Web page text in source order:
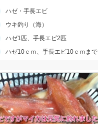
ハゼ・手長エビ
ウキ釣り（海）
ハゼ1匹、手長エビ2匹
ハゼ10ｃｍ、手長エビ10ｃｍまで